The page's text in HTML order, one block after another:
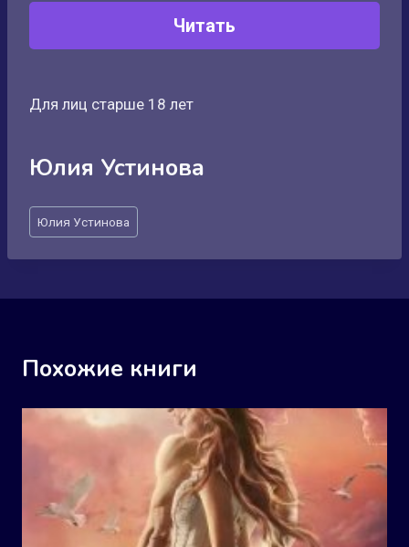
Читать
Для лиц старше 18 лет
Юлия Устинова
Метки
записи:
Юлия Устинова
Похожие книги